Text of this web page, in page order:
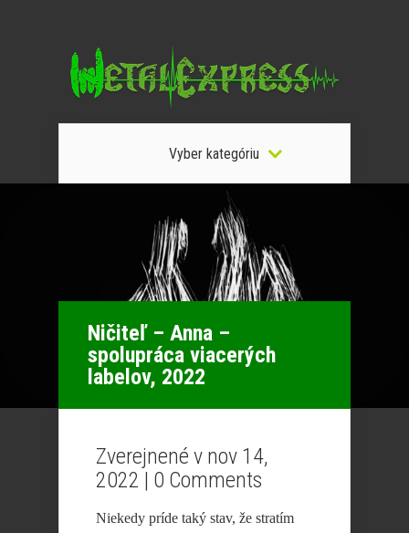
Vyber kategóriu
Ničiteľ – Anna –
spolupráca viacerých
labelov, 2022
Zverejnené v nov 14,
2022 | 0 Comments
Niekedy príde taký stav, že stratím